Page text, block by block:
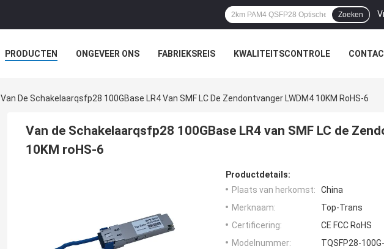
Zoeken
PRODUCTEN ONGEVEER ONS FABRIEKSREIS KWALITEITSCONTROLE
Van De Schakelaarqsfp28 100GBase LR4 Van SMF LC De Zendontvanger LWDM4 10KM RoHS-6
Van de Schakelaarqsfp28 100GBase LR4 van SMF LC de
10KM roHS-6
Productdetails:
Plaats van herkomst:
China
Merknaam:
Top-Trans
Certificering:
CE FCC RoHS
Modelnummer:
TQSFP28-